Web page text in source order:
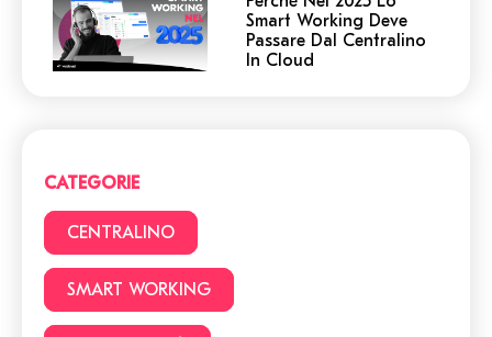
Smart Working Deve
Passare Dal Centralino
In Cloud
CATEGORIE
CENTRALINO
SMART WORKING